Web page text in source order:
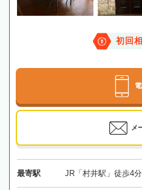
初回
メ
最寄駅 JR「村井駅」徒歩4分